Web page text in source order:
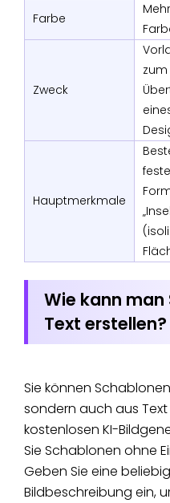
Farbe
Mehr
Zweck
zum
Hauptmerkmale
Wie kann
Text erstellen?
Sie können
sondern auch aus
kostenlosen KI-
Sie Schablonen ohne
Geben Sie eine
Bildbeschreibung ein,